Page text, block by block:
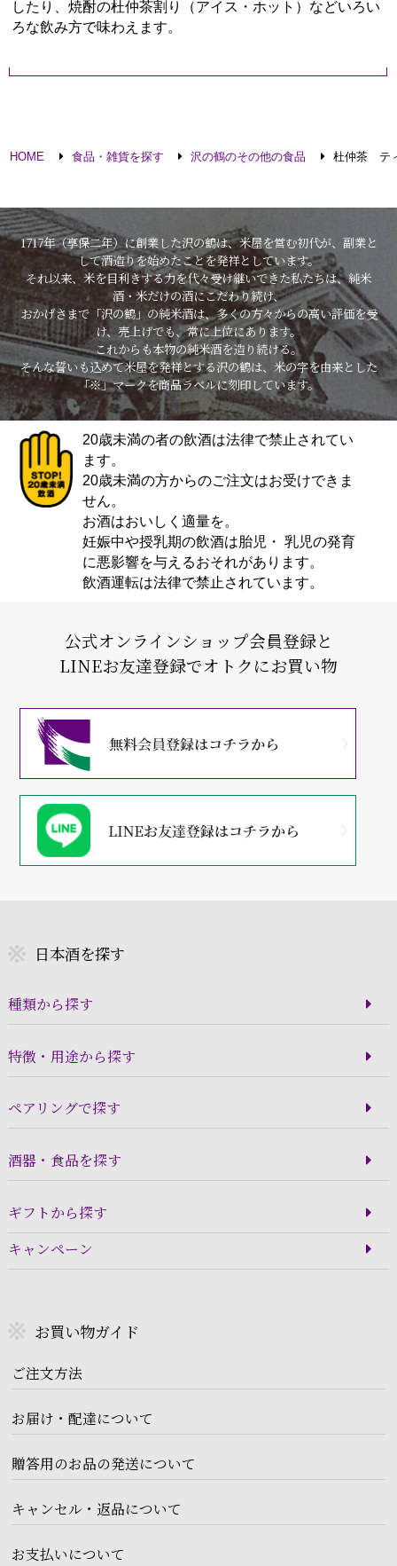
したり、焼酎の杜仲茶割り（アイス・ホット）などいろい
ろな飲み方で味わえます。
HOME 食品・雑貨を探す 沢の鶴のその他の食品 杜仲茶 テ
1717年（享保二年）に創業した沢の鶴は、米屋を営む初代が、副業と
して酒造りを始めたことを発祥としています。
それ以来、米を目利きする力を代々受け継いできた私たちは、純米
酒・米だけの酒にこだわり続け、
おかげさまで「沢の鶴」の純米酒は、多くの方々からの高い評価を受
け、売上げでも、常に上位にあります。
これからも本物の純米酒を造り続ける。
そんな誓いも込めて米屋を発祥とする沢の鶴は、米の字を由来とした
「※」マークを商品ラベルに刻印しています。
20歳未満の者の飲酒は法律で禁止されてい
ます。
20歳未満の方からのご注文はお受けできま
せん。
お酒はおいしく適量を。
妊娠中や授乳期の飲酒は胎児・ 乳児の発育
に悪影響を与えるおそれがあります。
飲酒運転は法律で禁止されています。
公式オンラインショップ会員登録と
LINEお友達登録でオトクにお買い物
日本酒を探す
種類から探す
特徴・用途から探す
ペアリングで探す
酒器・食品を探す
ギフトから探す
キャンペーン
お買い物ガイド
ご注文方法
お届け・配達について
贈答用のお品の発送について
キャンセル・返品について
お支払いについて